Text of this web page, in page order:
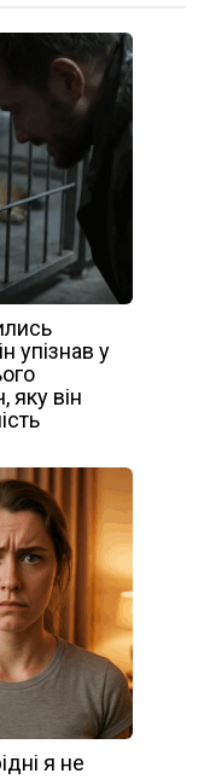
упізнав у
яку він
я не